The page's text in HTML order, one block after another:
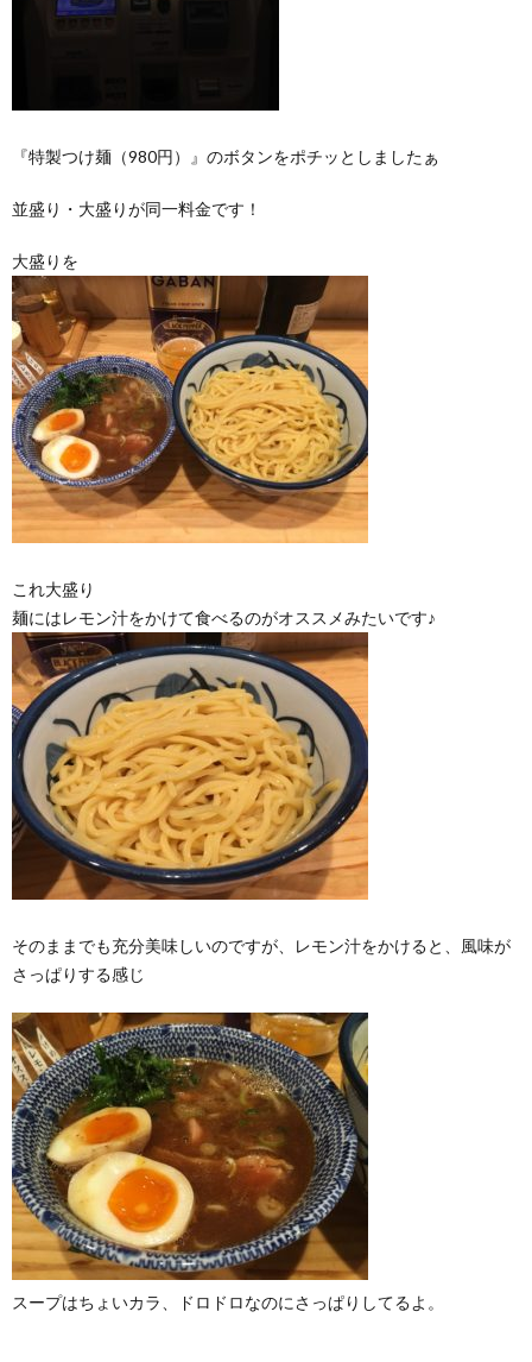
『特製つけ麺（980円）』のボタンをポチッとしましたぁ
並盛り・大盛りが同一料金です！
大盛りを
これ大盛り
麺にはレモン汁をかけて食べるのがオススメみたいです♪
そのままでも充分美味しいのですが、レモン汁をかけると、風味が
さっぱりする感じ
スープはちょいカラ、ドロドロなのにさっぱりしてるよ。